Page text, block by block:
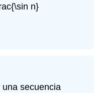
n}
una secuencia